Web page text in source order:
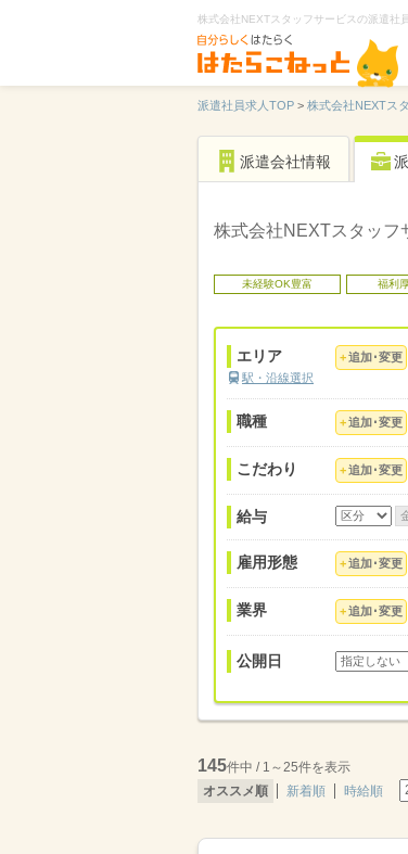
株式会社NEXTスタッフサービスの派遣社
派遣社員求人TOP > 株式会社NEXTス
派遣会社情報
株式会社NEXTスタッフ
未経験OK豊富 福利
エリア
駅・沿線選択
追加･変更
職種 追加･変更
こだわり 追加･変更
給与
雇用形態 追加･変更
業界 追加･変更
公開日
145件中 / 1～25件を表示
オススメ順
新着順 時給順